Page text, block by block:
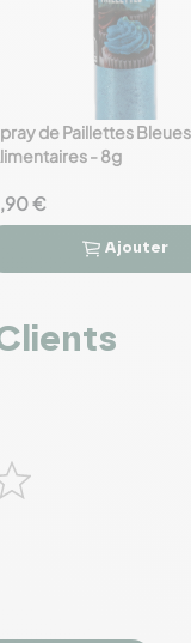
de Paillettes Bleues
- 8g
€
 
Ajouter